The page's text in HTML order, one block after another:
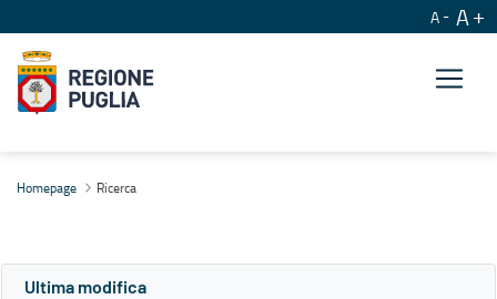
A A
Homepage Ricerca
Ultima modifica